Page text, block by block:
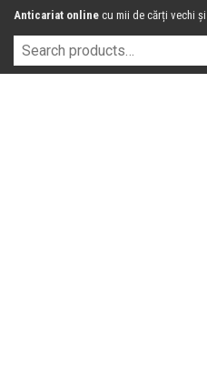
Anticariat online cu mii de cărți vechi